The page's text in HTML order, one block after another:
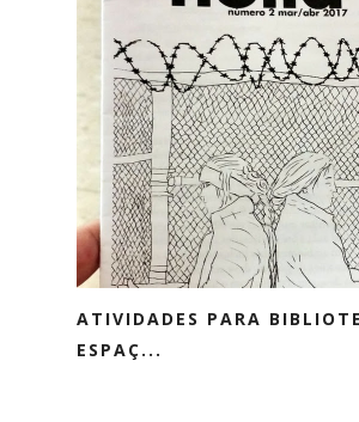
ATIVIDADES PARA
ESPAÇ...